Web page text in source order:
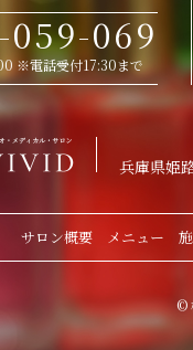
059-069
※電話受付17:30まで
兵庫県姫
サロン概要 メニュー
©